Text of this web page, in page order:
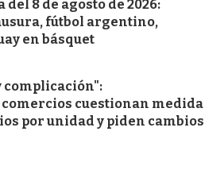
8 de agosto de 2026:
fútbol argentino,
en básquet
complicación":
cuestionan medida
por unidad y piden cambios